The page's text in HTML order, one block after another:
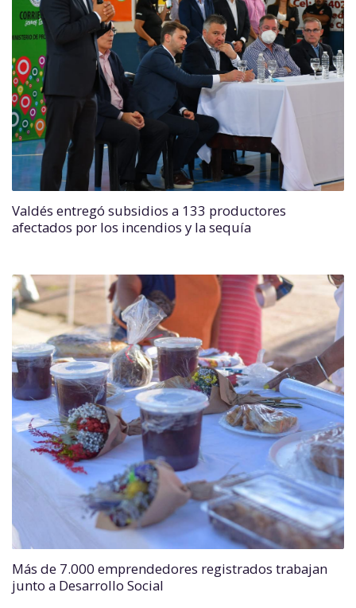
Valdés entregó subsidios a 133 productores
afectados por los incendios y la sequía
Más de 7.000 emprendedores registrados trabajan
junto a Desarrollo Social